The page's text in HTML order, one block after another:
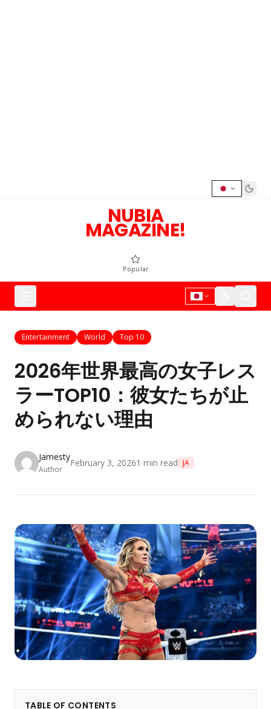
NUBIA
MAGAZINE!
Popular
Entertainment World Top 10
2026年世界最高の女子レス
ラーTOP10：彼女たちが止
められない理由
Jamesty
Author
February 3, 20261 min read JA
TABLE OF CONTENTS